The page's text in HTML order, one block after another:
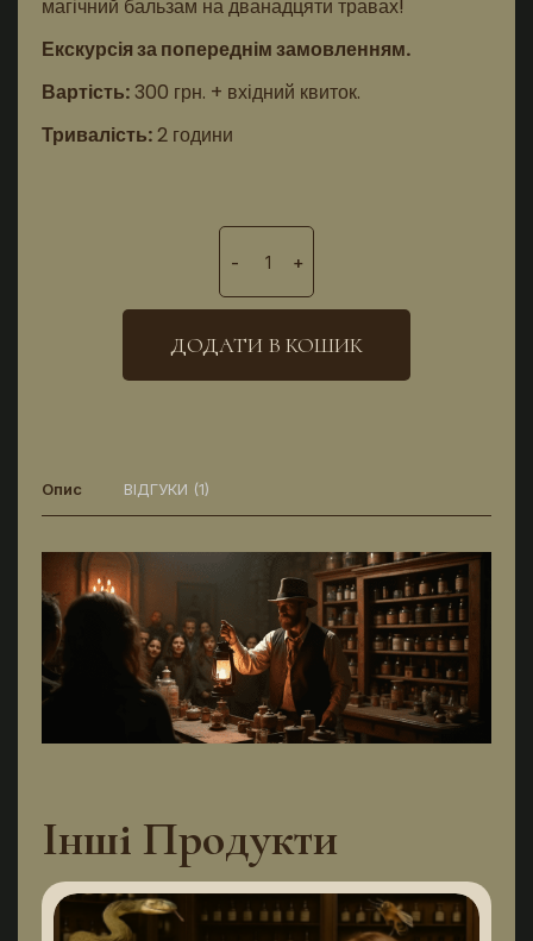
магічний бальзам на дванадцяти травах!
Екскурсія за попереднім замовленням.
Вартість:300 грн. + вхідний квиток.
Тривалість:2 години
Quantity
- +
ДОДАТИ В КОШИК
Опис ВІДГУКИ (1)
Інші Продукти